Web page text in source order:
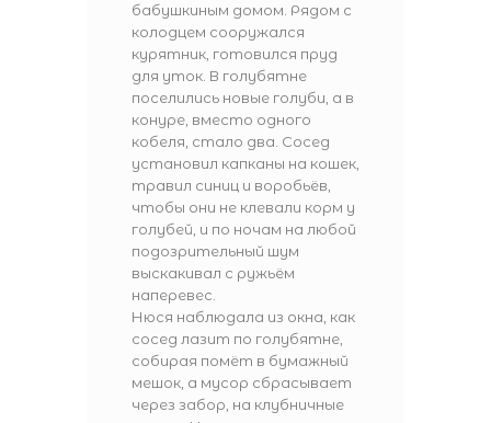
бабушкиным домом. Рядом с
колодцем сооружался
курятник, готовился пруд
для уток. В голубятне
поселились новые голуби, а в
конуре, вместо одного
кобеля, стало два. Сосед
установил капканы на кошек,
травил синиц и воробьёв,
чтобы они не клевали корм у
голубей, и по ночам на любой
подозрительный шум
выскакивал с ружьём
наперевес.
Нюся наблюдала из окна, как
сосед лазит по голубятне,
собирая помёт в бумажный
мешок, а мусор сбрасывает
через забор, на клубничные